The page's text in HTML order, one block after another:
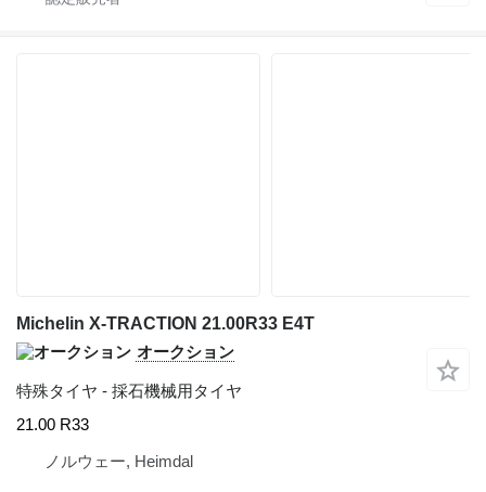
Michelin X-TRACTION 21.00R33 E4T
オークション
特殊タイヤ - 採石機械用タイヤ
21.00 R33
ノルウェー, Heimdal